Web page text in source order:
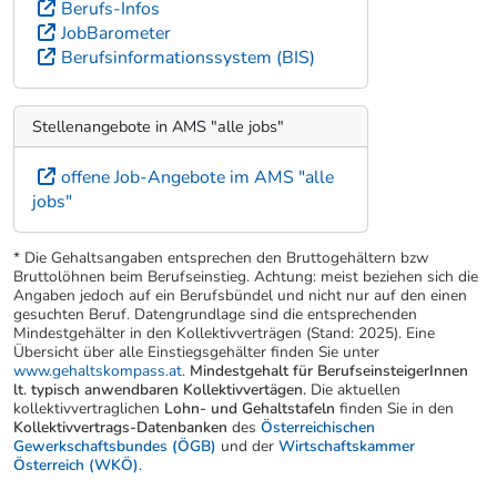
Berufs-Infos
JobBarometer
Berufsinformationssystem (BIS)
Stellenangebote in AMS "alle jobs"
offene Job-Angebote im AMS "alle
jobs"
* Die Gehaltsangaben entsprechen den Bruttogehältern bzw
Bruttolöhnen beim Berufseinstieg. Achtung: meist beziehen sich die
Angaben jedoch auf ein Berufsbündel und nicht nur auf den einen
gesuchten Beruf. Datengrundlage sind die entsprechenden
Mindestgehälter in den Kollektivverträgen (Stand: 2025). Eine
Übersicht über alle Einstiegsgehälter finden Sie unter
www.gehaltskompass.at. Mindestgehalt für BerufseinsteigerInnen
lt. typisch anwendbaren Kollektivvertägen. Die aktuellen
kollektivvertraglichen Lohn- und Gehaltstafeln finden Sie in den
Kollektivvertrags-Datenbanken des Österreichischen
Gewerkschaftsbundes (ÖGB) und der Wirtschaftskammer
Österreich (WKÖ).